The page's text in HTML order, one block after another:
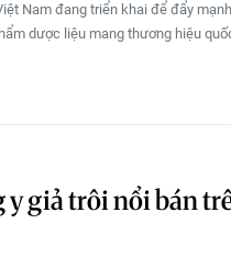
Nam đang triển khai để đẩy
dược liệu mang thương hiệu
y giả trôi nổi bán